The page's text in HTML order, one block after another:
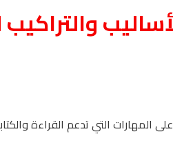
المهارات التي تدعم القراءة